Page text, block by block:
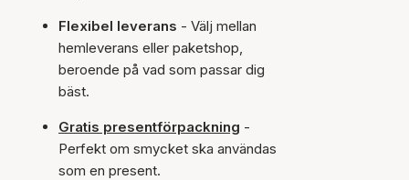
Flexibel leverans - Välj mellan
hemleverans eller paketshop,
beroende på vad som passar dig
bäst.
Gratis presentförpackning -
Perfekt om smycket ska användas
som en present.